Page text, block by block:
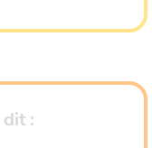
dit :